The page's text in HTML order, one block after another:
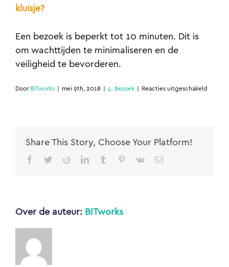
kluisje?
Een bezoek is beperkt tot 10 minuten. Dit is
om wachttijden te minimaliseren en de
veiligheid te bevorderen.
Door BITworks | mei 9th, 2018 | 4. Bezoek | Reacties uitgeschakeld
Share This Story, Choose Your Platform!
Facebook
TwitterRedditLinkedInTumblr Pinterest
Vk
E-
Over de auteur: BITworks